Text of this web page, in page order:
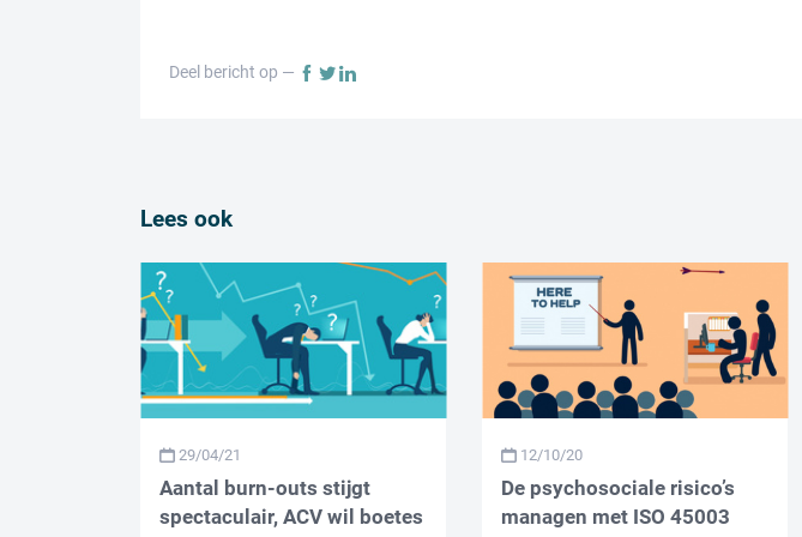
Deel bericht op —
Lees ook
29/04/21
Aantal burn-outs stijgt
spectaculair, ACV wil boetes
12/10/20
De psychosociale risico’s
managen met ISO 45003